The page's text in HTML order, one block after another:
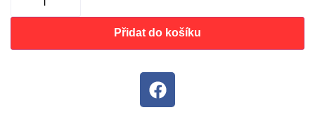
Přidat do košíku